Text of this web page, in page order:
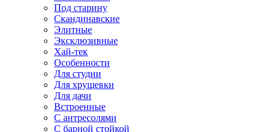
Под старину
Скандинавские
Элитные
Эксклюзивные
Хай-тек
Особенности
Для студии
Для хрущевки
Для дачи
Встроенные
С антресолями
С барной стойкой